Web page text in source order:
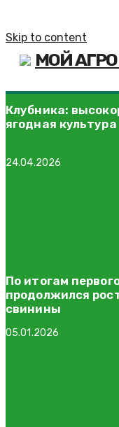
Skip to content
МОЙ
Клубника:
ягодная культура
24.04.2026
По итогам
продолжился
свинины
05.01.2026